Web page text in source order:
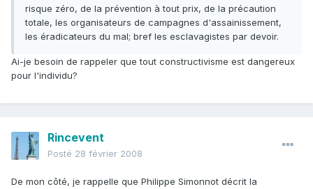
risque zéro, de la prévention à tout prix, de la précaution
totale, les organisateurs de campagnes d'assainissement,
les éradicateurs du mal; bref les esclavagistes par devoir.
Ai-je besoin de rappeler que tout constructivisme est dangereux
pour l'individu?
Rincevent
Posté 28 février 2008
De mon côté, je rappelle que Philippe Simonnot décrit la